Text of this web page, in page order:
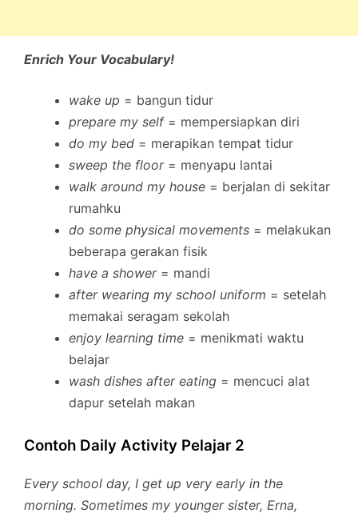
Enrich Your Vocabulary!
wake up = bangun tidur
prepare my self= mempersiapkan diri
do my bed = merapikan tempat tidur
sweep the floor= menyapu lantai
walk around my house = berjalan di sekitar
rumahku
do some physical movements = melakukan
beberapa gerakan fisik
have a shower= mandi
after wearing my school uniform = setelah
memakai seragam sekolah
enjoy learning time = menikmati waktu
belajar
wash dishes after eating = mencuci alat
dapur setelah makan
Contoh Daily Activity Pelajar 2
Every school day, I get up very early in the
morning. Sometimes my younger sister, Erna,